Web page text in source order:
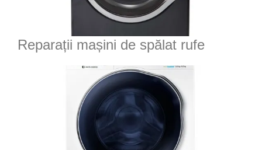
Reparații mașini de spălat rufe